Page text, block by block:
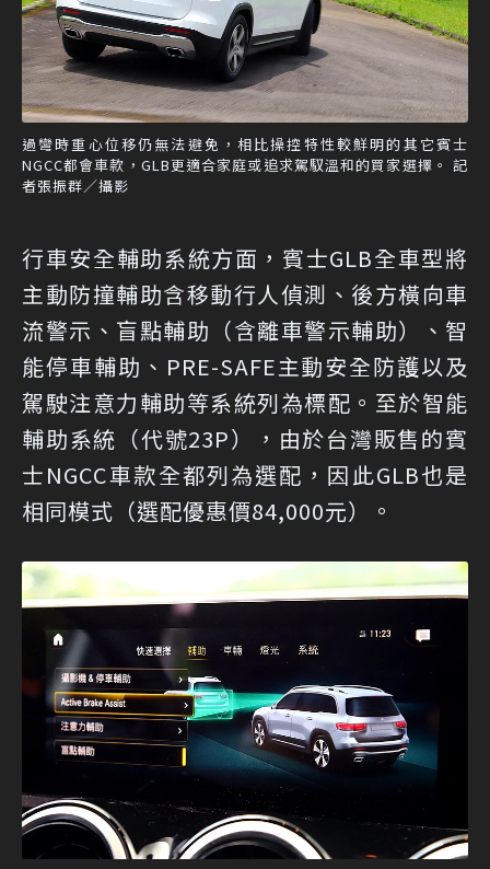
過彎時重心位移仍無法避免，相比操控特性較鮮明的其它賓士
NGCC都會車款，GLB更適合家庭或追求駕馭溫和的買家選擇。 記
者張振群／攝影
行車安全輔助系統方面，賓士GLB全車型將
主動防撞輔助含移動行人偵測、後方橫向車
流警示、盲點輔助（含離車警示輔助）、智
能停車輔助、PRE-SAFE主動安全防護以及
駕駛注意力輔助等系統列為標配。至於智能
輔助系統（代號23P），由於台灣販售的賓
士NGCC車款全都列為選配，因此GLB也是
相同模式（選配優惠價84,000元）。